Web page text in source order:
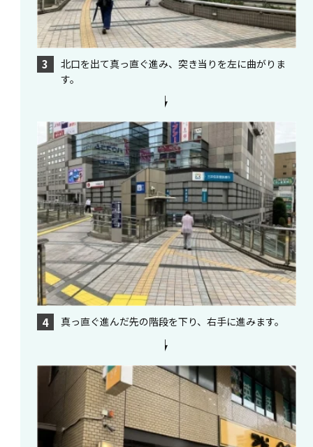
3
北口を出て真っ直ぐ進み、突き当りを左に曲がりま
す。
4 真っ直ぐ進んだ先の階段を下り、右手に進みます。